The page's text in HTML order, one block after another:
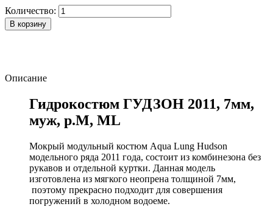
Количество:
В корзину
Описание
Гидрокостюм ГУДЗОН 2011, 7мм,
муж, р.M, ML
Мокрый модульный костюм Aqua Lung Hudson
модельного ряда 2011 года, состоит из комбинезона без
рукавов и отдельной куртки. Данная модель
изготовлена из мягкого неопрена толщиной 7мм,
поэтому прекрасно подходит для совершения
погружений в холодном водоеме.